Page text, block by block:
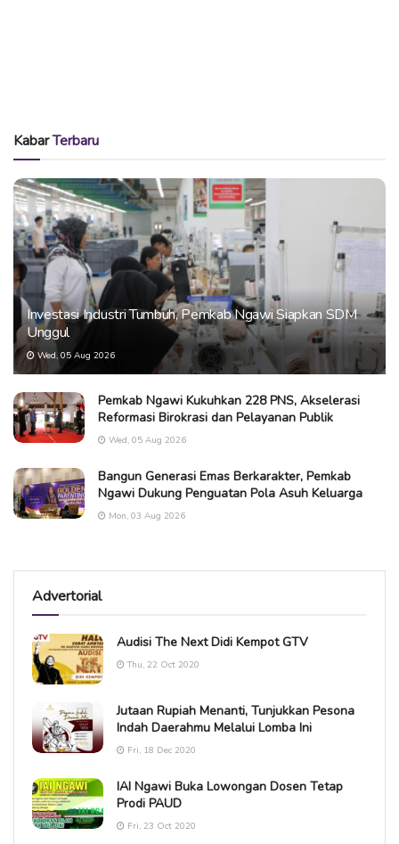
KabarTerbaru
Investasi Industri Tumbuh, Pemkab Ngawi Siapkan SDM
Unggul
Wed, 05 Aug 2026
Pemkab Ngawi Kukuhkan 228 PNS, Akselerasi
Reformasi Birokrasi dan Pelayanan Publik
Wed, 05 Aug 2026
Bangun Generasi Emas Berkarakter, Pemkab
Ngawi Dukung Penguatan Pola Asuh Keluarga
Mon, 03 Aug 2026
Advertorial
Audisi The Next Didi Kempot GTV
Thu, 22 Oct 2020
Jutaan Rupiah Menanti, Tunjukkan Pesona
Indah Daerahmu Melalui Lomba Ini
Fri, 18 Dec 2020
IAI Ngawi Buka Lowongan Dosen Tetap
Prodi PAUD
Fri, 23 Oct 2020